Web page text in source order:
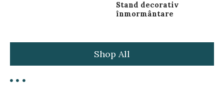
Stand decorativ
înmormântare
Shop All